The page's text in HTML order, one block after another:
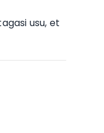
usu, et